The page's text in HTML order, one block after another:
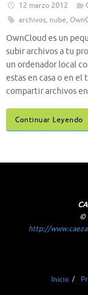
12 marzo 2012
archivos, nube,
OwnCloud es un
subir archivos a tu
un ordenador local
estas en casa o en el
compartir archivos
Continuar Leyendo
©
http://
Inicio